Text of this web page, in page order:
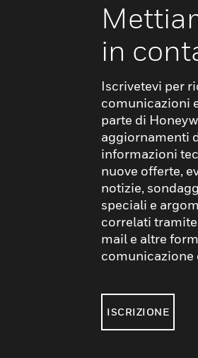
in
Iscrivetevi per
comunicazioni
parte di
aggiornamenti
informazioni
nuove offerte,
notizie,
speciali e
correlati
mail e altre
comunicazione
ISCRIZIONE